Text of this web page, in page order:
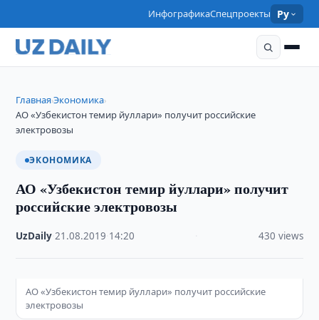
ИнфографикаСпецпроекты Ру
Главная›Экономика›
АО «Узбекистон темир йуллари» получит российские
электровозы
ЭКОНОМИКА
АО «Узбекистон темир йуллари» получит
российские электровозы
UzDaily ·21.08.2019 14:20 430 views
АО «Узбекистон темир йуллари» получит российские
электровозы